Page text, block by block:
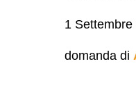
1 Settembre
domanda di